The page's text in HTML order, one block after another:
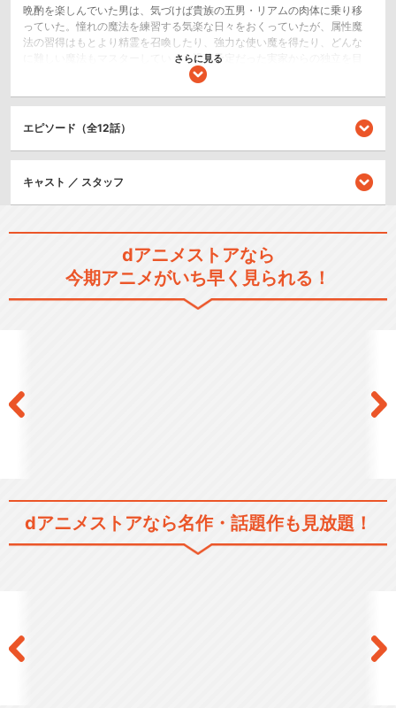
晩酌を楽しんでいた男は、気づけば貴族の五男・リアムの肉体に乗り移
っていた。憧れの魔法を練習する気楽な日々をおくっていたが、属性魔
法の習得はもとより精霊を召喚したり、強力な使い魔を得たり、どんな
に難しい魔法もマスターしていく！没落予定だった実家からの独立を目
指して冒険者になった彼は、いつのまにか世界屈指の魔術師に成り上が
幕！
SF/ファンタジー
アクション/バトル
さらに見る
エピソード（全12話）
キャスト ／ スタッフ
dアニメストアなら
今期アニメがいち早く見られる！
dアニメストアなら名作・話題作も見放題！